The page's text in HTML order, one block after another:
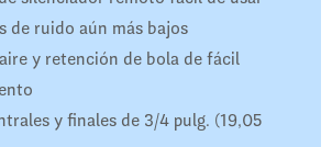
de ruido aún más bajos
y retención de bola de fácil
y finales de 3/4 pulg. (19,05